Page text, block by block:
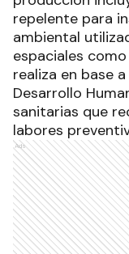
repelente para
ambiental
espaciales
realiza en base
Desarrollo
sanitarias que
labores
Ads